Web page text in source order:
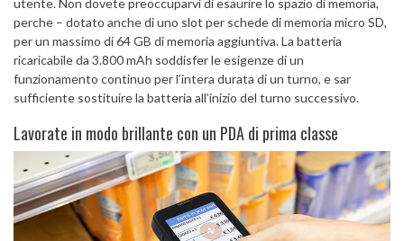
perche – dotato anche di uno slot per schede di memoria micro SD,
per un massimo di 64 GB di memoria aggiuntiva. La batteria
ricaricabile da 3.800 mAh soddisfer le esigenze di un
funzionamento continuo per l’intera durata di un turno, e sar
sufficiente sostituire la batteria all’inizio del turno successivo.
Lavorate in modo brillante con un PDA di prima classe